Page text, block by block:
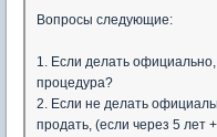
Вопросы следующие:
1. Если делать официально,
процедура?
2. Если не делать
продать, (если через 5 лет